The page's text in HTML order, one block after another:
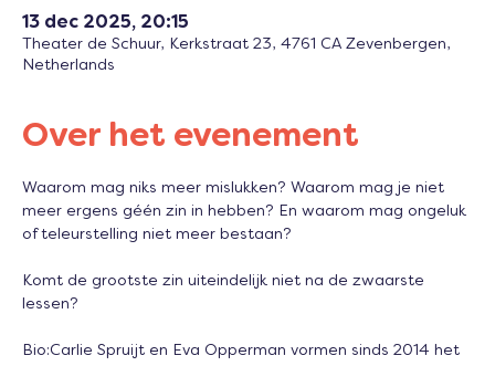
13 dec 2025, 20:15
Theater de Schuur, Kerkstraat 23, 4761 CA Zevenbergen,
Netherlands
Over het evenement
Waarom mag niks meer mislukken? Waarom mag je niet
meer ergens géén zin in hebben? En waarom mag ongeluk
of teleurstelling niet meer bestaan?
Komt de grootste zin uiteindelijk niet na de zwaarste
lessen?
Bio:Carlie Spruijt en Eva Opperman vormen sinds 2014 het